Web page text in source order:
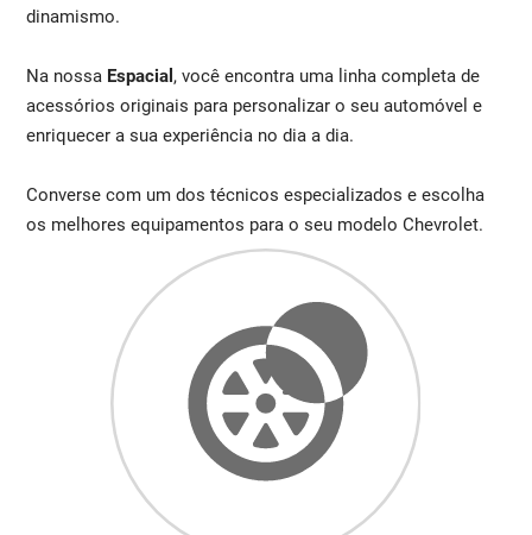
dinamismo.
Na nossa Espacial , você encontra uma linha completa de
acessórios originais para personalizar o seu automóvel e
enriquecer a sua experiência no dia a dia.
Converse com um dos técnicos especializados e escolha
os melhores equipamentos para o seu modelo Chevrolet.